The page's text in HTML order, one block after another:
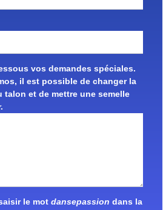
vos demandes spéciales.
il est possible de changer la
talon et de mettre une semelle
le mot dansepassion dans la